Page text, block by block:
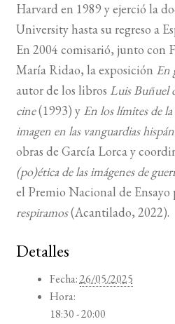
Harvard en 1989 y ejerció la
University hasta su regreso a
En 2004 comisarió, junto con
María Ridao, la exposición En
autor de los libros Luis Buñuel
cine(1993) y En los límites de
imagen en las vanguardias
obras de García Lorca y
(po)ética de las imágenes de
el Premio Nacional de Ensayo
respiramos(Acantilado, 2022).
Detalles
Fecha:26/05/2025
Hora:
18:30 - 20:00